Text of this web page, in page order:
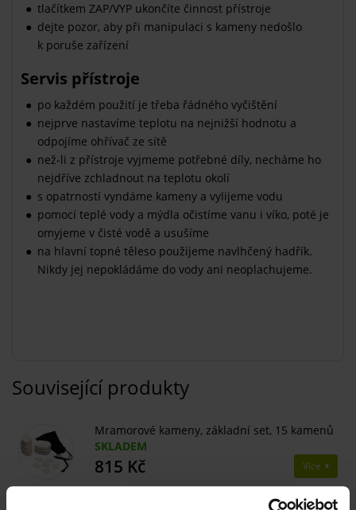
tlačítkem ZAP/VYP ukončíte činnost přístroje
dejte pozor, aby při manipulaci s kameny nedošlo
k poruše zařízení
Servis přístroje
po každém použití je třeba řádného vyčištění
nejprve nastavíme teplotu na nejnižší hodnotu a
odpojíme ohřívač ze sítě
než-li z přístroje vyjmeme potřebné díly, necháme ho
nejdříve zchladnout na teplotu okolí
s opatrností vyndáme kameny a vylijeme vodu
pomocí teplé vody a mýdla očistíme vanu i víko, poté je
omyjeme v čisté vodě a usušíme
na hlavní topné těleso použijeme navlhčený hadřík.
Nikdy jej nepokládáme do vody ani neoplachujeme.
Související produkty
Mramorové kameny, základní set, 15 kamenů
SKLADEM
815 Kč Více